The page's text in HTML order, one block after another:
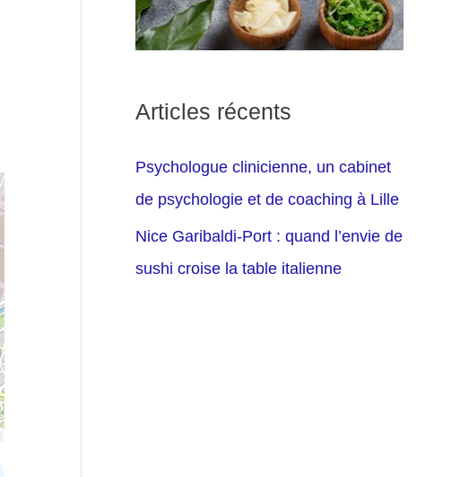
Articles récents
Psychologue clinicienne, un cabinet
de psychologie et de coaching à Lille
Nice Garibaldi-Port : quand l’envie de
sushi croise la table italienne